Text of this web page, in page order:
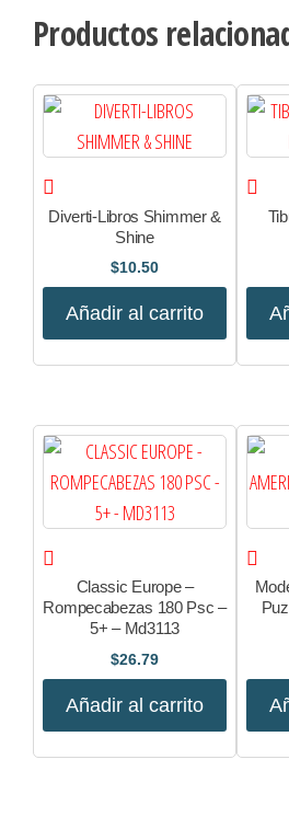
Productos
Diverti-Libros Shimmer &
Shine
$10.50
Añadir al carrito
Classic Europe –
Rompecabezas 180 Psc –
5+ – Md3113
$26.79
Añadir al carrito